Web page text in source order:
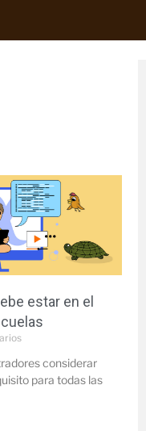
estar en el
considerar
para todas las